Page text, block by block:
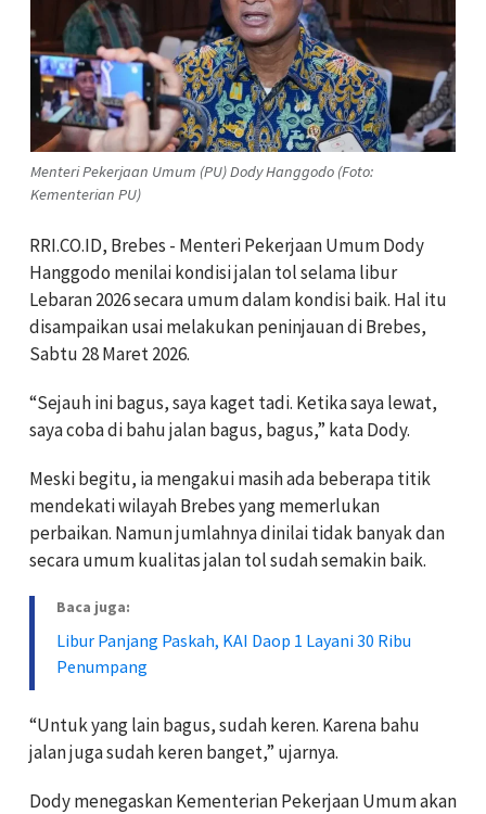
Menteri Pekerjaan Umum (PU) Dody Hanggodo (Foto:
Kementerian PU)
RRI.CO.ID, Brebes - Menteri Pekerjaan Umum Dody
Hanggodo menilai kondisi jalan tol selama libur
Lebaran 2026 secara umum dalam kondisi baik. Hal itu
disampaikan usai melakukan peninjauan di Brebes,
Sabtu 28 Maret 2026.
“Sejauh ini bagus, saya kaget tadi. Ketika saya lewat,
saya coba di bahu jalan bagus, bagus,” kata Dody.
Meski begitu, ia mengakui masih ada beberapa titik
mendekati wilayah Brebes yang memerlukan
perbaikan. Namun jumlahnya dinilai tidak banyak dan
secara umum kualitas jalan tol sudah semakin baik.
Baca juga:
Libur Panjang Paskah, KAI Daop 1 Layani 30 Ribu
Penumpang
“Untuk yang lain bagus, sudah keren. Karena bahu
jalan juga sudah keren banget,” ujarnya.
Dody menegaskan Kementerian Pekerjaan Umum akan